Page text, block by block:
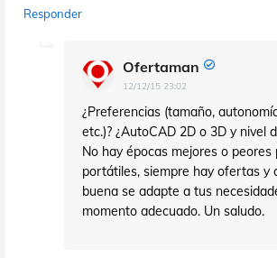
Responder
Ofertaman
12/12/15 23:02
¿Preferencias (tamaño,
etc.)? ¿AutoCAD 2D o 3D y nivel
No hay épocas mejores o peores
portátiles, siempre hay ofertas y
buena se adapte a tus
momento adecuado. Un saludo.